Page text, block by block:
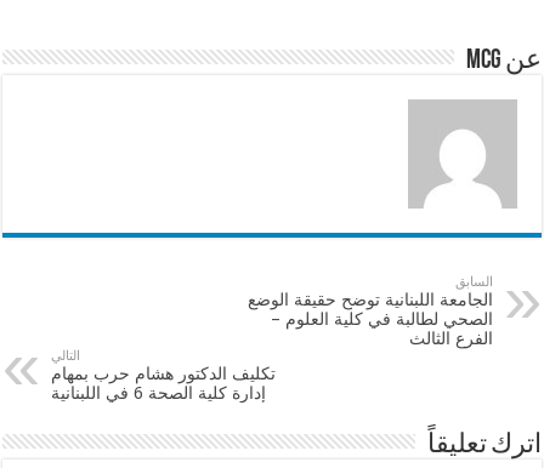
o
k
p
عن mcg
السابق
الجامعة اللبنانية توضح حقيقة الوضع
الصحي لطالبة في كلية العلوم –
الفرع الثالث
التالي
تكليف الدكتور هشام حرب بمهام
إدارة كلية الصحة 6 في اللبنانية
اترك تعليقاً